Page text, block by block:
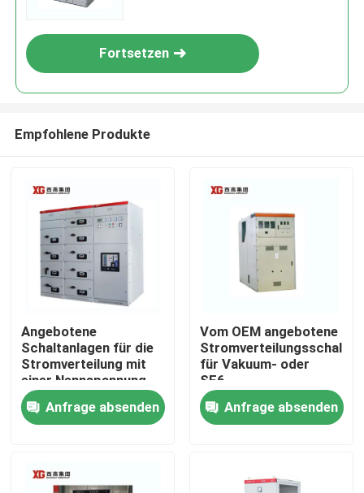
Produkte
Fortsetzen
Empfohlene Produkte
Angebotene
Schaltanlagen für die
Stromverteilung mit
einer Nennspannung
von bis zu 17,5 KV
durch OEM
Anfrage absenden
Vom OEM angebotene
für Vakuum- oder
SF6-
Leistungsschalter und
Umgebungstemperatur
-5°C - 40°C
Anfrage absenden